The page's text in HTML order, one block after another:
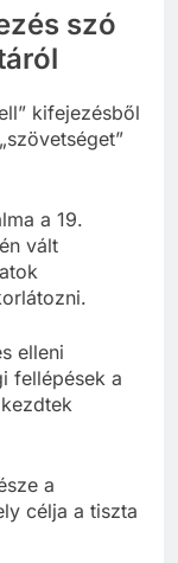
szó
kifejezésből
a 19.
vált
elleni
fellépések a
a
célja a tiszta